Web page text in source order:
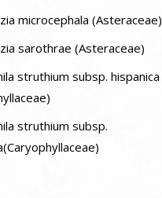
microcephala (Asteraceae)
sarothrae (Asteraceae)
struthium subsp. hispanica
struthium subsp.